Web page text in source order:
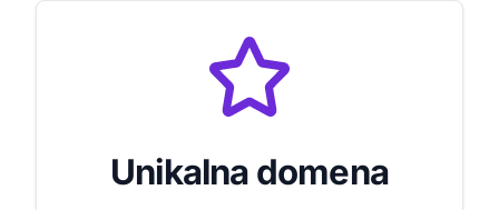
Unikalna domena